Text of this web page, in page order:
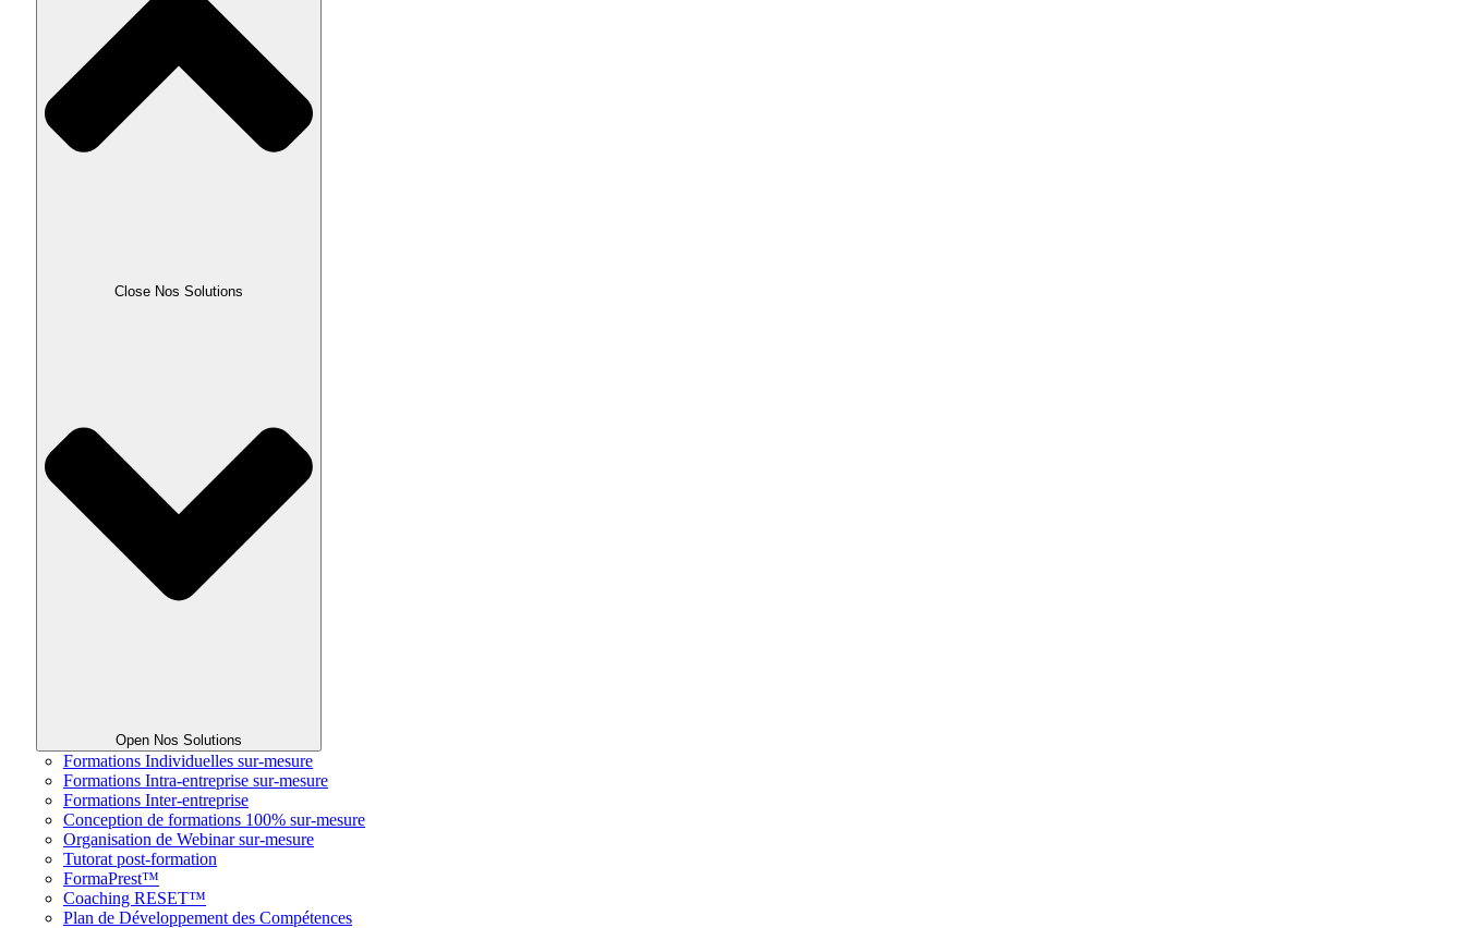
Close Nos Solutions
Open Nos Solutions
Formations Individuelles sur-mesure
Formations Intra-entreprise sur-mesure
Formations Inter-entreprise
Conception de formations 100% sur-mesure
Organisation de Webinar sur-mesure
Tutorat post-formation
FormaPrest™
Coaching RESET™
Plan de Développement des Compétences